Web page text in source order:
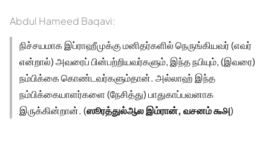
Abdul Hameed Baqavi:
நிச்சயமாக இப்ராஹீமுக்கு மனிதர்களில் நெருங்கியவர் (எவர்
என்றால்) அவரைப் பின்பற்றியவர்களும், இந்த நபியும், (இவரை)
நம்பிக்கை கொண்டவர்களும்தான். அல்லாஹ் இந்த
நம்பிக்கையாளர்களை (நேசித்து) பாதுகாப்பவனாக
இருக்கின்றான். (ஸூரத்துல்ஆல இம்ரான், வசனம் ௬௮)